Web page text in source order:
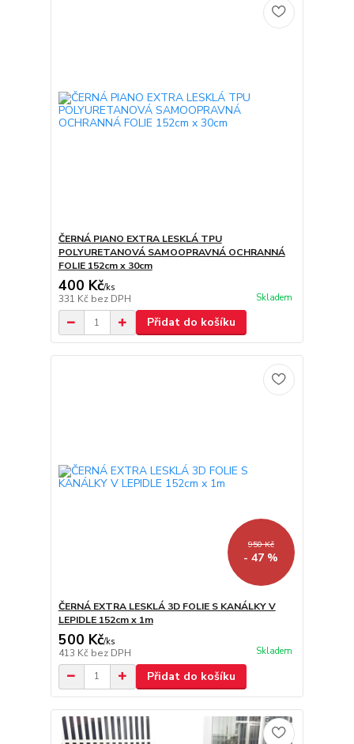
ČERNÁ PIANO EXTRA LESKLÁ TPU
POLYURETANOVÁ SAMOOPRAVNÁ OCHRANNÁ
FOLIE 152cm x 30cm
400 Kč/ks
331 Kč bez DPH Skladem
Přidat do košíku
950 Kč
- 47 %
ČERNÁ EXTRA LESKLÁ 3D FOLIE S KANÁLKY V
LEPIDLE 152cm x 1m
500 Kč/ks
413 Kč bez DPH Skladem
Přidat do košíku